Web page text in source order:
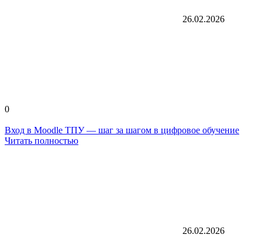
26.02.2026
0
Вход в Moodle ТПУ — шаг за шагом в цифровое обучение
Читать полностью
26.02.2026